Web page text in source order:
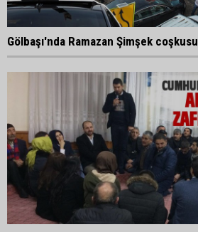
Gölbaşı'nda Ramazan Şimşek coşkusu